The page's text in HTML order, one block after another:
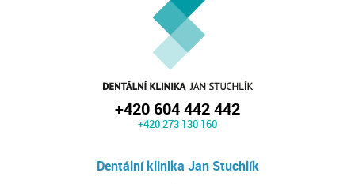
+420 604 442 442
+420 273 130 160
Dentální klinika Jan Stuchlík